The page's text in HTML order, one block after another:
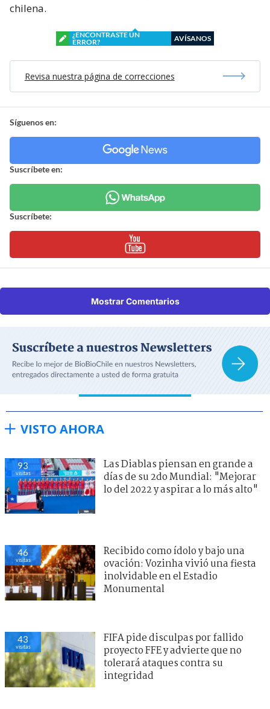
chilena.
¿ENCONTRASTE UN
ERROR?
AVÍSANOS
Revisa nuestra página de correcciones
Síguenos en:
Suscríbete en:
Suscríbete:
Mostrar Comentarios
VISTO AHORA
93
visitas
Las Diablas piensan en grande a
días de su 2do Mundial: "Mejorar
lo del 2022 y aspirar a lo más alto"
46
visitas
Recibido como ídolo y bajo una
ovación: Vozinha vivió una fiesta
inolvidable en el Estadio
Monumental
43
visitas
FIFA pide disculpas por fallido
proyecto FFE y advierte que no
tolerará ataques contra su
integridad